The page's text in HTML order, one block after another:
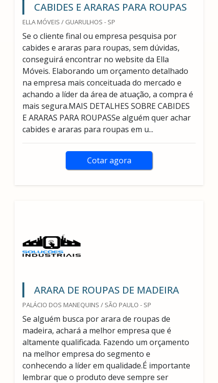
CABIDES E ARARAS PARA ROUPAS
ELLA MÓVEIS / GUARULHOS - SP
Se o cliente final ou empresa pesquisa por
cabides e araras para roupas, sem dúvidas,
conseguirá encontrar no website da Ella
Móveis. Elaborando um orçamento detalhado
na empresa mais conceituada do mercado e
achando a líder da área de atuação, a compra é
mais segura.MAIS DETALHES SOBRE CABIDES
E ARARAS PARA ROUPASSe alguém quer achar
cabides e araras para roupas em u...
Cotar agora
ARARA DE ROUPAS DE MADEIRA
PALÁCIO DOS MANEQUINS / SÃO PAULO - SP
Se alguém busca por arara de roupas de
madeira, achará a melhor empresa que é
altamente qualificada. Fazendo um orçamento
na melhor empresa do segmento e
conhecendo a líder em qualidade.É importante
lembrar que o produto deve sempre ser